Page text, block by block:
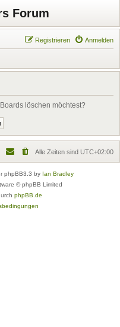
Forum
Anmelden
Registrieren
löschen möchtest?
Alle Zeiten sind UTC+02:00
phpBB3.3 by Ian Bradley
© phpBB Limited
phpBB.de